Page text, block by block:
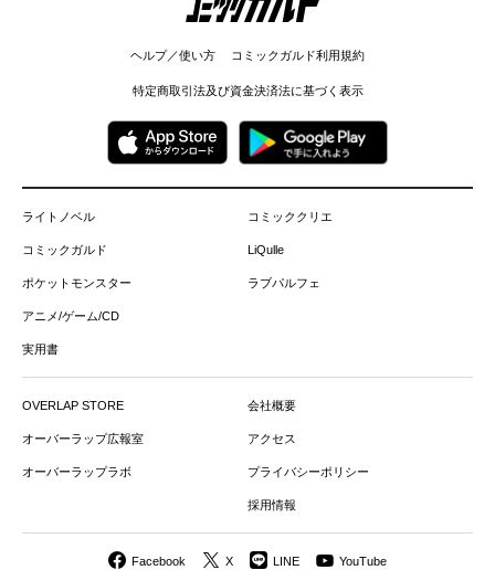
ヘルプ／使い方 コミックガルド利用規約
特定商取引法及び資金決済法に基づく表示
ライトノベル
コミックガルド
ポケットモンスター
アニメ/ゲーム/CD
実用書
コミッククリエ
LiQulle
ラブパルフェ
OVERLAP STORE
オーバーラップ広報室
オーバーラップラボ
会社概要
アクセス
プライバシーポリシー
採用情報
Facebook X LINE YouTube